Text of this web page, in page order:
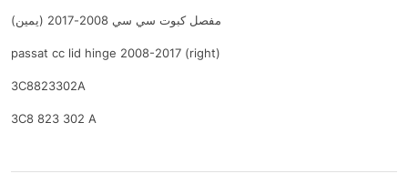
مفصل كبوت سي سي 2008-2017 (يمين)
passat cc lid hinge 2008-2017 (right)
3C8823302A
3C8 823 302 A